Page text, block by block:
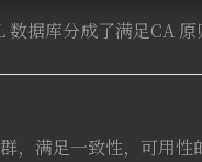
据库分成了满足CA 原
，满足一致性，可用性